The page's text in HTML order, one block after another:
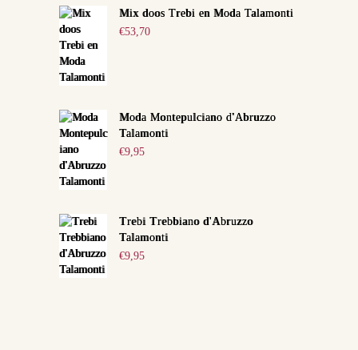
Mix doos Trebi en Moda Talamonti
€53,70
Moda Montepulciano d'Abruzzo
Talamonti
€9,95
Trebi Trebbiano d'Abruzzo
Talamonti
€9,95